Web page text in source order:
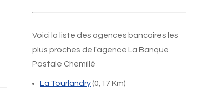
Voici la liste des agences bancaires les
plus proches de l'agence La Banque
Postale Chemillé
La Tourlandry(0,17 Km)